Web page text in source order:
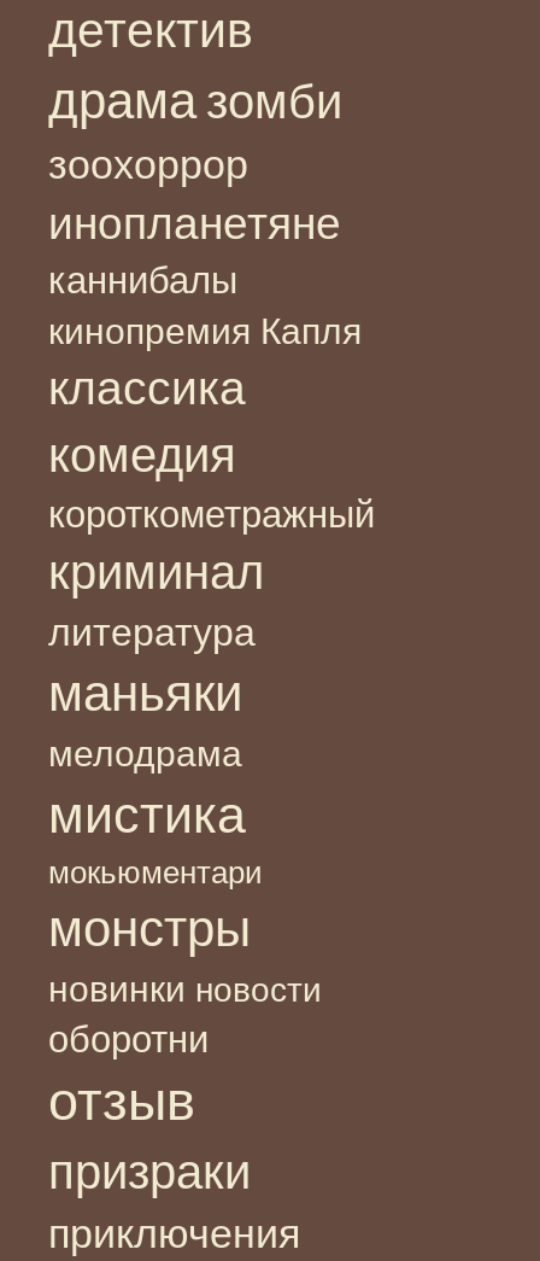
детектив
драма зомби
зоохоррор
инопланетяне
каннибалы
кинопремия Капля
классика
комедия
короткометражный
криминал
литература
маньяки
мелодрама
мистика
мокьюментари
монстры
новинки новости
оборотни
отзыв
призраки
приключения